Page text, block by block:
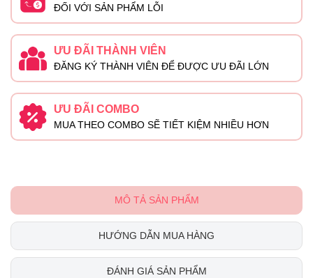
ĐỐI VỚI SẢN PHẨM LỖI
ƯU ĐÃI THÀNH VIÊN
ĐĂNG KÝ THÀNH VIÊN ĐỂ ĐƯỢC ƯU ĐÃI LỚN
ƯU ĐÃI COMBO
MUA THEO COMBO SẼ TIẾT KIỆM NHIỀU HƠN
MÔ TẢ SẢN PHẨM
HƯỚNG DẪN MUA HÀNG
ĐÁNH GIÁ SẢN PHẨM